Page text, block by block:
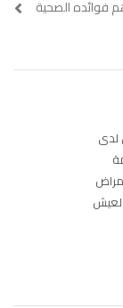
فوائده الصحية
لدى
لعيش